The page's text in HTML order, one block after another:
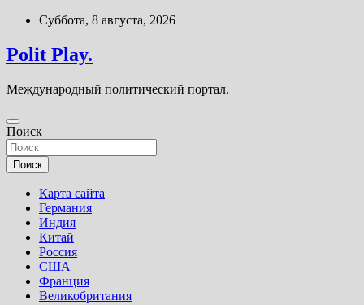
Перейти
содержимому
Суббота, 8 августа, 2026
Polit Play.
Международный политический портал.
Поиск
Поиск
Карта сайта
Германия
Индия
Китай
Россия
США
Франция
Великобритания